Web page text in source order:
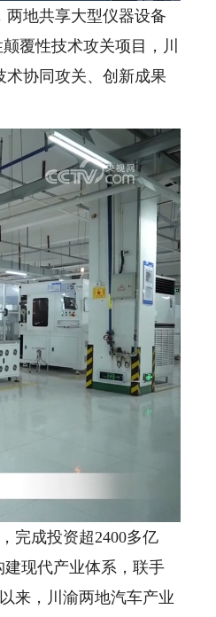
地共享大型仪器设备
覆性技术攻关项目，川
术协同攻关、创新成果
完成投资超2400多亿
现代产业体系，联手
来，川渝两地汽车产业